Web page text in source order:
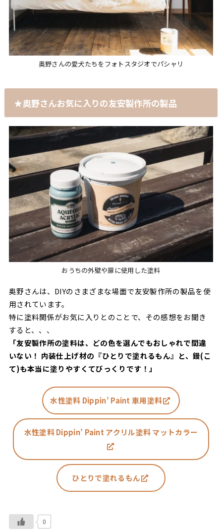
奥野さんの愛犬たちをフォトスタジオでパシャリ
★奥野さんお気に入りの友安製作所の製品
おうちの外壁や扉に使用した塗料
奥野さんは、DIYのさまざまな場面で友安製作所の製品を使
用されています。
特に塗料関係がお気に入りとのことで、その感想をお聞き
すると、、、
「友安製作所の塗料は、どの色を選んでもおしゃれで間違
いない！ 内装仕上げ材の『ひとりで塗れるもん』と、鏝(こ
て)も本当に塗りやすくてびっくりです！」
水性塗料 Dippin’ Paint 車用塗料
水性塗料 Dippin’ Paint アクリル塗料 マットカラー
ひとりで塗れるもん
0